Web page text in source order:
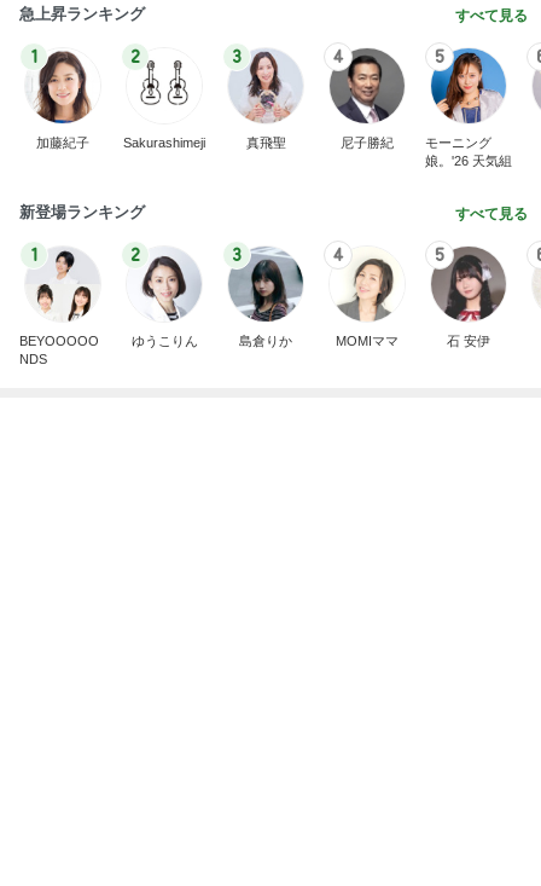
急上昇ランキング すべて見る
1
加藤紀子
2
Sakurashimeji
3
真飛聖
4
尼子勝紀
5
モーニング
娘。'26 天気組
新登場ランキング すべて見る
1
BEYOOOOO
NDS
2
ゆうこりん
3
島倉りか
4
MOMIママ
5
石 安伊